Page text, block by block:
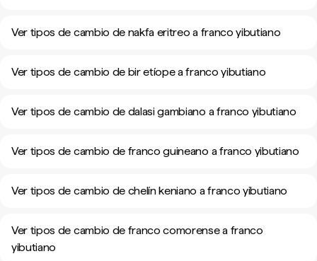
Ver tipos de cambio de nakfa eritreo a franco yibutiano
Ver tipos de cambio de bir etíope a franco yibutiano
Ver tipos de cambio de dalasi gambiano a franco yibutiano
Ver tipos de cambio de franco guineano a franco yibutiano
Ver tipos de cambio de chelín keniano a franco yibutiano
Ver tipos de cambio de franco comorense a franco
yibutiano